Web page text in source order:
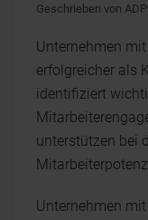
Geschrieben von ADP
Unternehmen
erfolgreicher als
identifiziert
unterstützen bei
Unternehmen